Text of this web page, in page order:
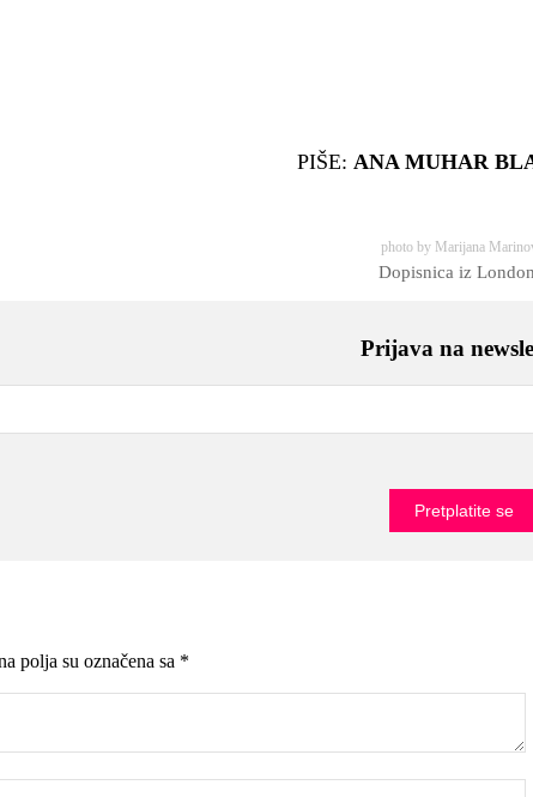
PIŠE: ANA MUHAR
photo by Marijana
Dopisnica iz
Prijava na
polja su označena sa *